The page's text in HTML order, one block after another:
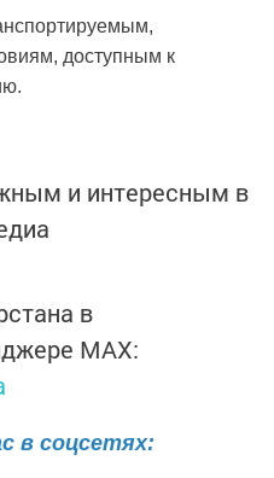
доступным к
и интересным в
в
MАХ:
в соцсетях: